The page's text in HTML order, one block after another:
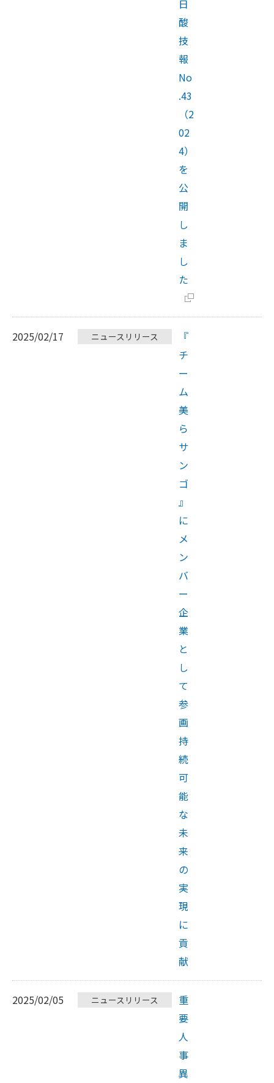
日
酸
技
報
No
.43
（2
02
4）
を
公
開
し
ま
し
た
2025/02/17 ニュースリリース
『
チ
ー
ム
美
ら
サ
ン
ゴ
』
に
メ
ン
バ
ー
企
業
と
し
て
参
画
持
続
可
能
な
未
来
の
実
現
に
貢
献
2025/02/05 ニュースリリース
重
要
人
事
異